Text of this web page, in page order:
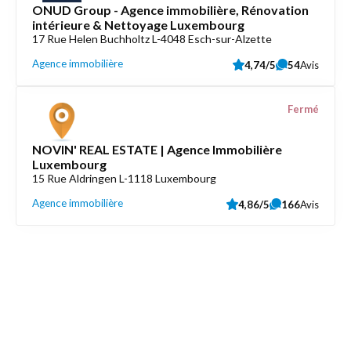
ONUD Group - Agence immobilière, Rénovation
intérieure & Nettoyage Luxembourg
17 Rue Helen Buchholtz L-4048 Esch-sur-Alzette
Agence immobilière 4,74/5 54Avis
NOVIN' REAL ESTATE | Agence Immobilière
Luxembourg
15 Rue Aldringen L-1118 Luxembourg
Agence immobilière
Fermé
4,86/5 166Avis